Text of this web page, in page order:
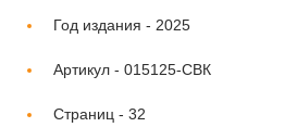
Год издания - 2025
Артикул - 015125-СВК
Страниц - 32